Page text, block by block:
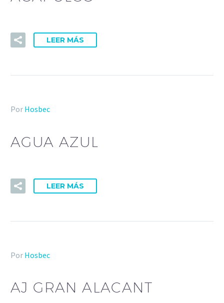
LEER MÁS
Por Hosbec
AGUA AZUL
LEER MÁS
Por Hosbec
AJ GRAN ALACANT